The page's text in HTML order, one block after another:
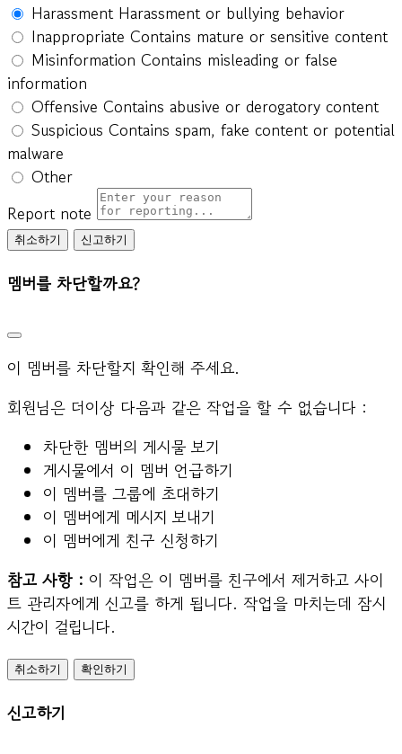
Harassment Harassment or bullying behavior
Inappropriate Contains mature or sensitive content
Misinformation Contains misleading or false
information
Offensive Contains abusive or derogatory content
Suspicious Contains spam, fake content or potential
malware
Other
Report note
신고하기
멤버를 차단할까요?
이 멤버를 차단할지 확인해 주세요.
회원님은 더이상 다음과 같은 작업을 할 수 없습니다 :
차단한 멤버의 게시물 보기
게시물에서 이 멤버 언급하기
이 멤버를 그룹에 초대하기
이 멤버에게 메시지 보내기
이 멤버에게 친구 신청하기
참고 사항 : 이 작업은 이 멤버를 친구에서 제거하고 사이
트 관리자에게 신고를 하게 됩니다. 작업을 마치는데 잠시
시간이 걸립니다.
확인하기
신고하기